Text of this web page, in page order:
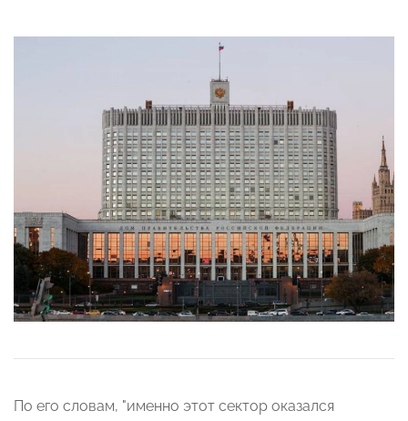
По его словам, "именно этот сектор оказался